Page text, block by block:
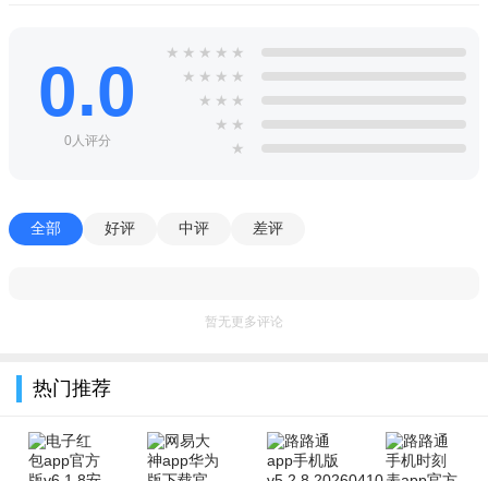
0.0
0人评分
★ ★ ★ ★ ★
★ ★ ★ ★
★ ★ ★
★ ★
★
全部 好评 中评 差评
暂无更多评论
热门推荐